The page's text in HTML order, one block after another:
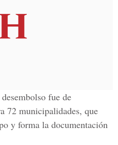
fue de
72 municipalidades, que
y forma la documentación